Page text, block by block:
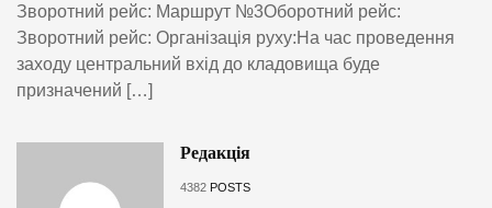
Зворотний рейс: Маршрут №3Оборотний рейс:
Зворотний рейс: Організація руху:На час проведення
заходу центральний вхід до кладовища буде
призначений […]
Редакція
4382 POSTS